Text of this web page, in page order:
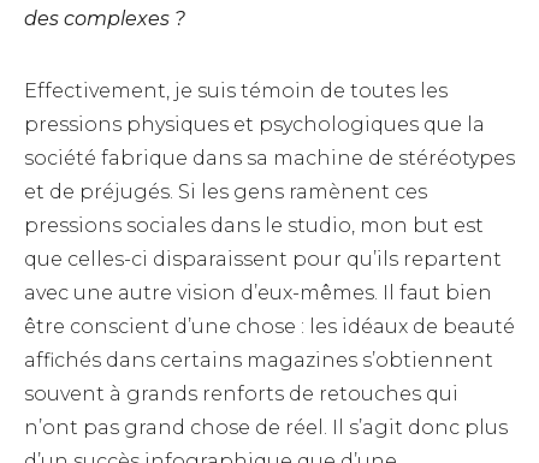
des complexes ?
Effectivement, je suis témoin de toutes les
pressions physiques et psychologiques que la
société fabrique dans sa machine de stéréotypes
et de préjugés. Si les gens ramènent ces
pressions sociales dans le studio, mon but est
que celles-ci disparaissent pour qu’ils repartent
avec une autre vision d’eux-mêmes. Il faut bien
être conscient d’une chose : les idéaux de beauté
affichés dans certains magazines s’obtiennent
souvent à grands renforts de retouches qui
n’ont pas grand chose de réel. Il s’agit donc plus